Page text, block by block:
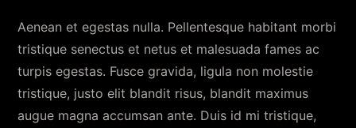
Aenean et egestas nulla. Pellentesque habitant morbi
tristique senectus et netus et malesuada fames ac
turpis egestas. Fusce gravida, ligula non molestie
tristique, justo elit blandit risus, blandit maximus
augue magna accumsan ante. Duis id mi tristique,